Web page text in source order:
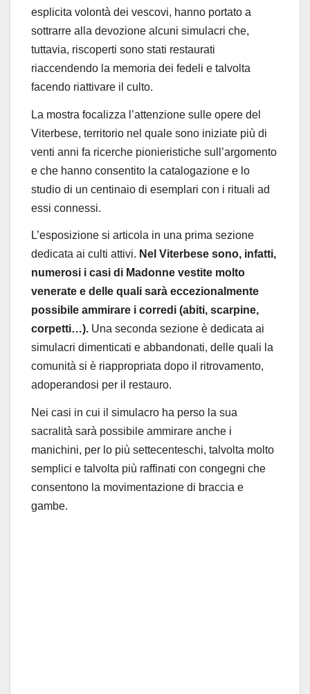
esplicita volontà dei vescovi, hanno portato a
sottrarre alla devozione alcuni simulacri che,
tuttavia, riscoperti sono stati restaurati
riaccendendo la memoria dei fedeli e talvolta
facendo riattivare il culto.
La mostra focalizza l’attenzione sulle opere del
Viterbese, territorio nel quale sono iniziate più di
venti anni fa ricerche pionieristiche sull’argomento
e che hanno consentito la catalogazione e lo
studio di un centinaio di esemplari con i rituali ad
essi connessi.
L’esposizione si articola in una prima sezione
dedicata ai culti attivi. Nel Viterbese sono, infatti,
numerosi i casi di Madonne vestite molto
venerate e delle quali sarà eccezionalmente
possibile ammirare i corredi (abiti, scarpine,
corpetti…). Una seconda sezione è dedicata ai
simulacri dimenticati e abbandonati, delle quali la
comunità si è riappropriata dopo il ritrovamento,
adoperandosi per il restauro.
Nei casi in cui il simulacro ha perso la sua
sacralità sarà possibile ammirare anche i
manichini, per lo più settecenteschi, talvolta molto
semplici e talvolta più raffinati con congegni che
consentono la movimentazione di braccia e
gambe.